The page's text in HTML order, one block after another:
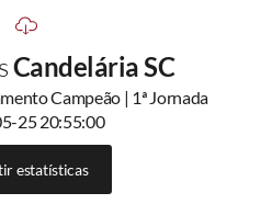
Candelária SC
Campeão | 1ª Jornada
25 20:55:00
estatísticas